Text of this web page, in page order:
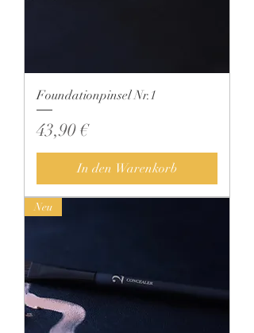
Foundationpinsel Nr.1
Preis
43,90 €
In den Warenkorb
Neu